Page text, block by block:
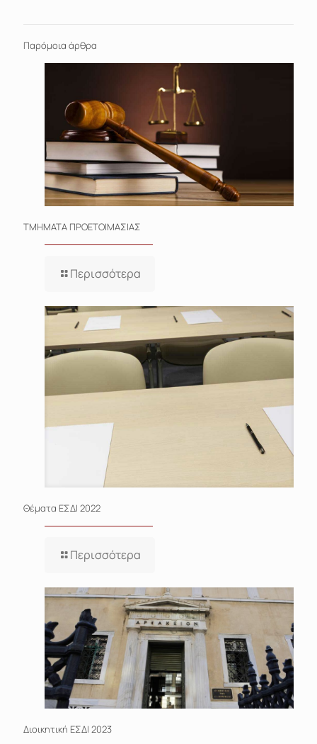
Παρόμοια άρθρα
ΤΜΗΜΑΤΑ ΠΡΟΕΤΟΙΜΑΣΙΑΣ
Περισσότερα
Θέματα EΣΔΙ 2022
Περισσότερα
Διοικητική ΕΣΔΙ 2023